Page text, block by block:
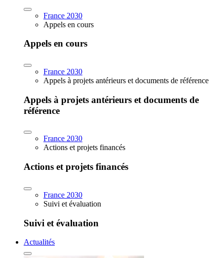
France 2030
Appels en cours
Appels en cours
France 2030
Appels à projets antérieurs et documents de référence
Appels à projets antérieurs et documents de
référence
France 2030
Actions et projets financés
Actions et projets financés
France 2030
Suivi et évaluation
Suivi et évaluation
Actualités